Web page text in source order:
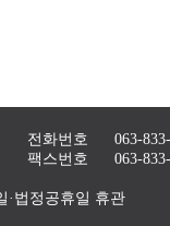
전화번호
063-
팩스번호
063-
·법정공휴일 휴관